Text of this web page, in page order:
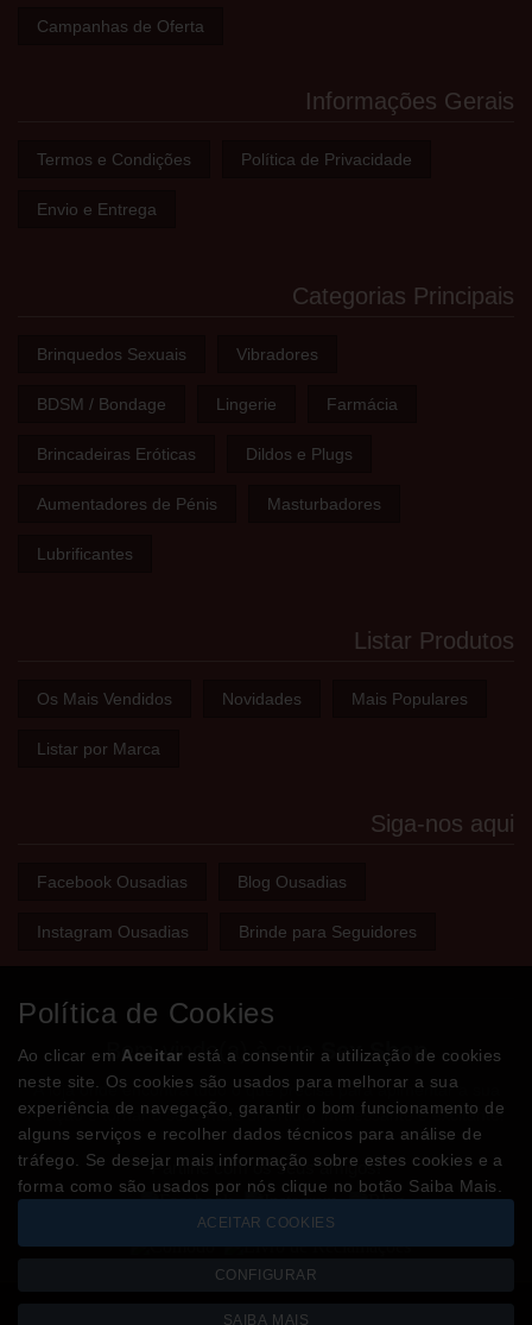
Campanhas de Oferta
Informações Gerais
Termos e Condições Política de Privacidade
Envio e Entrega
Categorias Principais
Brinquedos Sexuais Vibradores
BDSM / Bondage Lingerie Farmácia
Brincadeiras Eróticas Dildos e Plugs
Aumentadores de Pénis Masturbadores
Lubrificantes
Listar Produtos
Os Mais Vendidos Novidades Mais Populares
Listar por Marca
Siga-nos aqui
Facebook Ousadias Blog Ousadias
Instagram Ousadias Brinde para Seguidores
Bem-vindo(a) à sua Sex Shop
A loja onde encontra tudo o que precisa para apimentar a sua
relação e tornar o sexo mais divertido, interessante e excitante!
Partilhe com os seus amigos!
Política de Cookies
Ao clicar em Aceitar está a consentir a utilização de cookies
neste site. Os cookies são usados para melhorar a sua
experiência de navegação, garantir o bom funcionamento de
alguns serviços e recolher dados técnicos para análise de
tráfego. Se desejar mais informação sobre estes cookies e a
forma como são usados por nós clique no botão Saiba Mais.
ACEITAR COOKIES
CONFIGURAR
SAIBA MAIS